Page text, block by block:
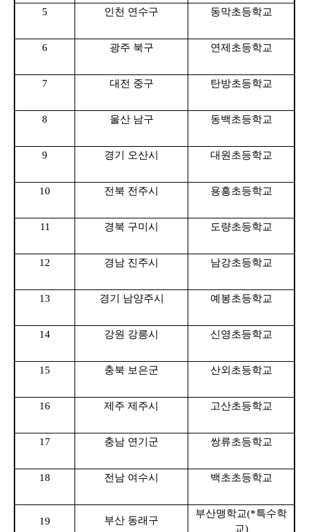
5 인천 연수구 동막초등학교
6 광주 북구 연제초등학교
7 대전 중구 탄방초등학교
8 울산 남구 동백초등학교
9 경기 오산시 대원초등학교
10 전북 전주시 용흥초등학교
11 경북 구미시 도량초등학교
12 경남 진주시 남강초등학교
13 경기 남양주시 예봉초등학교
14 강원 강릉시 신영초등학교
15 충북 보은군 산외초등학교
16 제주 제주시 고산초등학교
17 충남 연기군 쌍류초등학교
18 전남 여수시 백초초등학교
19 부산 동래구
부산맹학교(*특수학
교)